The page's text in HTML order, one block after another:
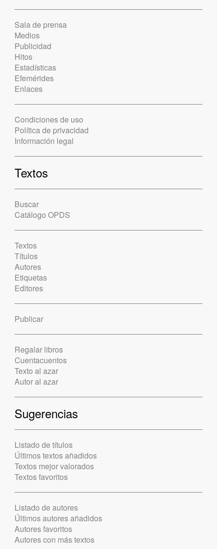
Sala de prensa
Medios
Publicidad
Hitos
Estadísticas
Efemérides
Enlaces
Condiciones de uso
Política de privacidad
Información legal
Textos
Buscar
Catálogo OPDS
Textos
Títulos
Autores
Etiquetas
Editores
Publicar
Regalar libros
Cuentacuentos
Texto al azar
Autor al azar
Sugerencias
Listado de títulos
Últimos textos añadidos
Textos mejor valorados
Textos favoritos
Listado de autores
Últimos autores añadidos
Autores favoritos
Autores con más textos